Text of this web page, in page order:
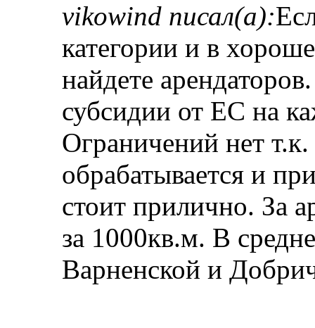
vikowind писал(а):
категории и в
найдете
субсидии от ЕС на
Ограничений нет
обрабатывается и
стоит прилично. За
за 1000кв.м. В
Варненской и